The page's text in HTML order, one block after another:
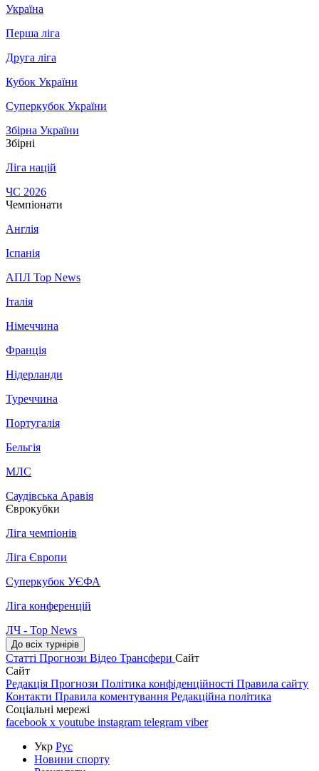
Україна
Перша ліга
Друга ліга
Кубок України
Суперкубок України
Збірна України
Збірні
Ліга націй
ЧС 2026
Чемпіонати
Англія
Іспанія
АПЛ Top News
Італія
Німеччина
Франція
Нідерланди
Туреччина
Португалія
Бельгія
МЛС
Саудівська Аравія
Єврокубки
Ліга чемпіонів
Ліга Європи
Суперкубок УЄФА
Ліга конференцій
ЛЧ - Top News
До всіх турнірів
Статті Прогнози Відео Трансфери Сайт
Сайт
Редакція Прогнози Політика конфіденційності Правила сайту
Контакти Правила коментування Редакційна політика
Соціальні мережі
facebook x youtube instagram telegram viber
Укр Рус
Новини спорту